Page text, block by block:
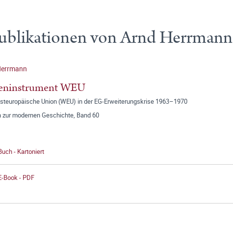
von Arnd Herrmann
WEU
Union (WEU) in der EG-Erweiterungskrise 1963–1970
zur modernen Geschichte, Band 60
- Kartoniert
Book - PDF